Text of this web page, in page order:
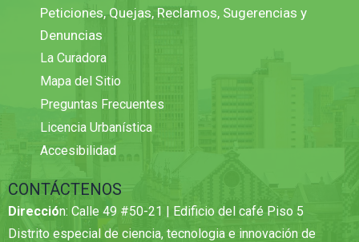
Peticiones, Quejas, Reclamos, Sugerencias y
Denuncias
La Curadora
Mapa del Sitio
Preguntas Frecuentes
Licencia Urbanística
Accesibilidad
CONTÁCTENOS
Dirección: Calle 49 #50-21 | Edificio del café Piso 5
Distrito especial de ciencia, tecnologia e innovación de